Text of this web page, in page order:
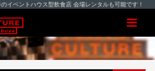
イベントハウス型飲食店 会場レンタルも可能です！